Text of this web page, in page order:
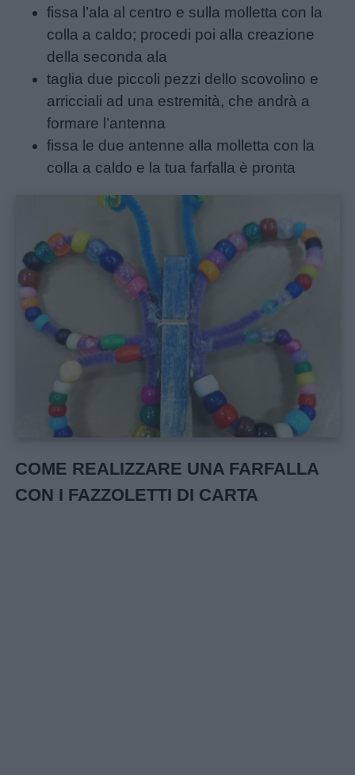
Buonanotte
Auguri
Barzellette
Educazione
fissa l’ala al centro e sulla molletta con la
colla a caldo; procedi poi alla creazione
della seconda ala
taglia due piccoli pezzi dello scovolino e
arricciali ad una estremità, che andrà a
formare l’antenna
fissa le due antenne alla molletta con la
colla a caldo e la tua farfalla è pronta
COME REALIZZARE UNA FARFALLA
CON I FAZZOLETTI DI CARTA